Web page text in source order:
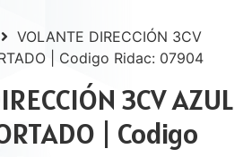
VOLANTE DIRECCIÓN 3CV
| Codigo Ridac: 07904
3CV AZUL
| Codigo